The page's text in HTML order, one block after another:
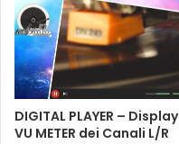
DIGITAL PLAYER – Display
VU METER dei Canali L/R